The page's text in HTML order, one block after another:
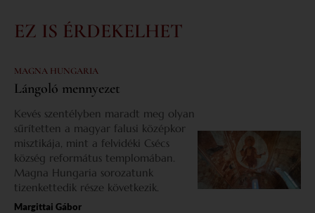
EZ IS ÉRDEKELHET
MAGNA HUNGARIA
Lángoló mennyezet
Kevés szentélyben maradt meg olyan
sűrítetten a magyar falusi középkor
misztikája, mint a felvidéki Csécs
község református templomában.
Magna Hungaria sorozatunk
tizenkettedik része következik.
Margittai Gábor